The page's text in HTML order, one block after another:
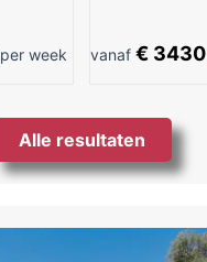
per week vanaf€ 3430
Alle resultaten